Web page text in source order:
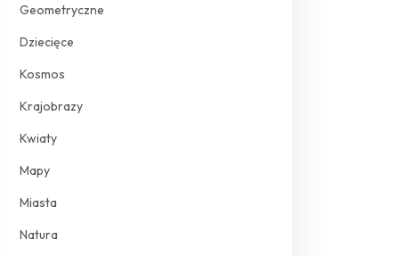
Geometryczne
Dziecięce
Kosmos
Krajobrazy
Kwiaty
Mapy
Miasta
Natura